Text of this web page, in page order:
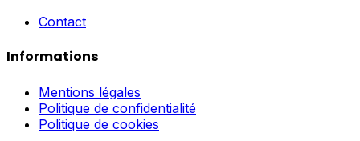
Contact
Informations
Mentions légales
Politique de confidentialité
Politique de cookies